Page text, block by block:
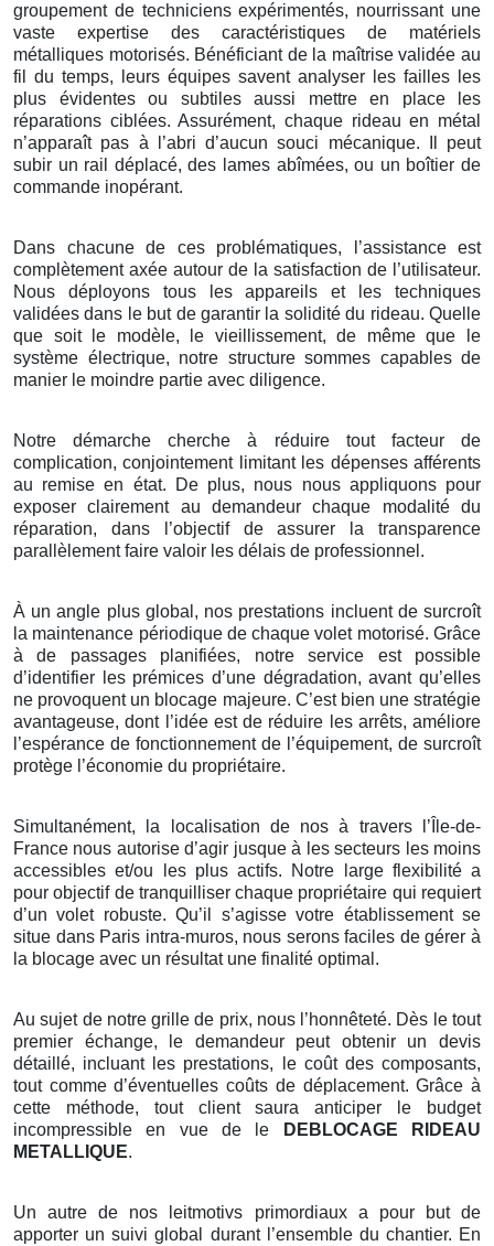
groupement de techniciens expérimentés, nourrissant une
vaste expertise des caractéristiques de matériels
métalliques motorisés. Bénéficiant de la maîtrise validée au
fil du temps, leurs équipes savent analyser les failles les
plus évidentes ou subtiles aussi mettre en place les
réparations ciblées. Assurément, chaque rideau en métal
n’apparaît pas à l’abri d’aucun souci mécanique. Il peut
subir un rail déplacé, des lames abîmées, ou un boîtier de
commande inopérant.
Dans chacune de ces problématiques, l’assistance est
complètement axée autour de la satisfaction de l’utilisateur.
Nous déployons tous les appareils et les techniques
validées dans le but de garantir la solidité du rideau. Quelle
que soit le modèle, le vieillissement, de même que le
système électrique, notre structure sommes capables de
manier le moindre partie avec diligence.
Notre démarche cherche à réduire tout facteur de
complication, conjointement limitant les dépenses afférents
au remise en état. De plus, nous nous appliquons pour
exposer clairement au demandeur chaque modalité du
réparation, dans l’objectif de assurer la transparence
parallèlement faire valoir les délais de professionnel.
À un angle plus global, nos prestations incluent de surcroît
la maintenance périodique de chaque volet motorisé. Grâce
à de passages planifiées, notre service est possible
d’identifier les prémices d’une dégradation, avant qu’elles
ne provoquent un blocage majeure. C’est bien une stratégie
avantageuse, dont l’idée est de réduire les arrêts, améliore
l’espérance de fonctionnement de l’équipement, de surcroît
protège l’économie du propriétaire.
Simultanément, la localisation de nos à travers l’Île-de-
France nous autorise d’agir jusque à les secteurs les moins
accessibles et/ou les plus actifs. Notre large flexibilité a
pour objectif de tranquilliser chaque propriétaire qui requiert
d’un volet robuste. Qu’il s’agisse votre établissement se
situe dans Paris intra-muros, nous serons faciles de gérer à
la blocage avec un résultat une finalité optimal.
Au sujet de notre grille de prix, nous l’honnêteté. Dès le tout
premier échange, le demandeur peut obtenir un devis
détaillé, incluant les prestations, le coût des composants,
tout comme d’éventuelles coûts de déplacement. Grâce à
cette méthode, tout client saura anticiper le budget
incompressible en vue de le
DEBLOCAGE RIDEAU
METALLIQUE.
Un autre de nos leitmotivs primordiaux a pour but de
apporter un suivi global durant l’ensemble du chantier. En